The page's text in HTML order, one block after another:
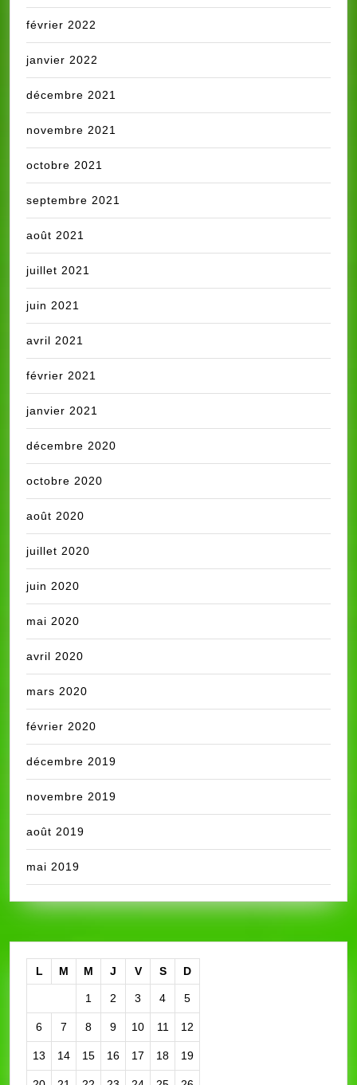
février 2022
janvier 2022
décembre 2021
novembre 2021
octobre 2021
septembre 2021
août 2021
juillet 2021
juin 2021
avril 2021
février 2021
janvier 2021
décembre 2020
octobre 2020
août 2020
juillet 2020
juin 2020
mai 2020
avril 2020
mars 2020
février 2020
décembre 2019
novembre 2019
août 2019
mai 2019
L M M J V S D
1 2 3 4 5
6 7 8 9 10 11 12
13 14 15 16 17 18 19